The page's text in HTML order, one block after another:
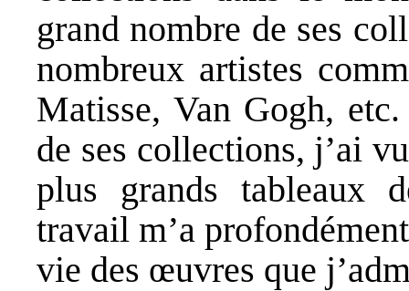
grand nombre de ses
nombreux artistes
Matisse, Van Gogh,
de ses collections, j’ai
plus grands tableaux
travail m’a
vie des œuvres que